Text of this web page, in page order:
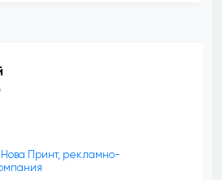
Нова Принт, рекламно-